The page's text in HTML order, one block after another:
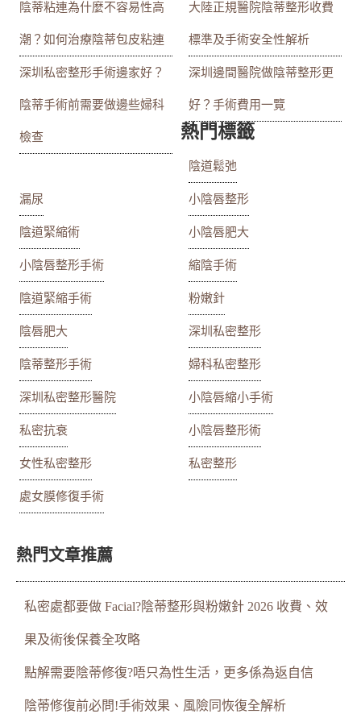
陰蒂粘連為什麼不容易性高
潮？如何治療陰蒂包皮粘連
大陸正規醫院陰蒂整形收費
標準及手術安全性解析
深圳私密整形手術邊家好？
陰蒂手術前需要做邊些婦科
檢查
深圳邊間醫院做陰蒂整形更
好？手術費用一覽
熱門標籤
陰道鬆弛
漏尿 小陰唇整形
陰道緊縮術 小陰唇肥大
小陰唇整形手術 縮陰手術
陰道緊縮手術 粉嫩針
陰唇肥大 深圳私密整形
陰蒂整形手術 婦科私密整形
深圳私密整形醫院 小陰唇縮小手術
私密抗衰 小陰唇整形術
女性私密整形 私密整形
處女膜修復手術
熱門文章推薦
私密處都要做 Facial?陰蒂整形與粉嫩針 2026 收費、效
果及術後保養全攻略
點解需要陰蒂修復?唔只為性生活，更多係為返自信
陰蒂修復前必問!手術效果、風險同恢復全解析